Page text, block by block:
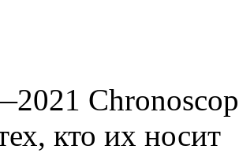
кто их носит